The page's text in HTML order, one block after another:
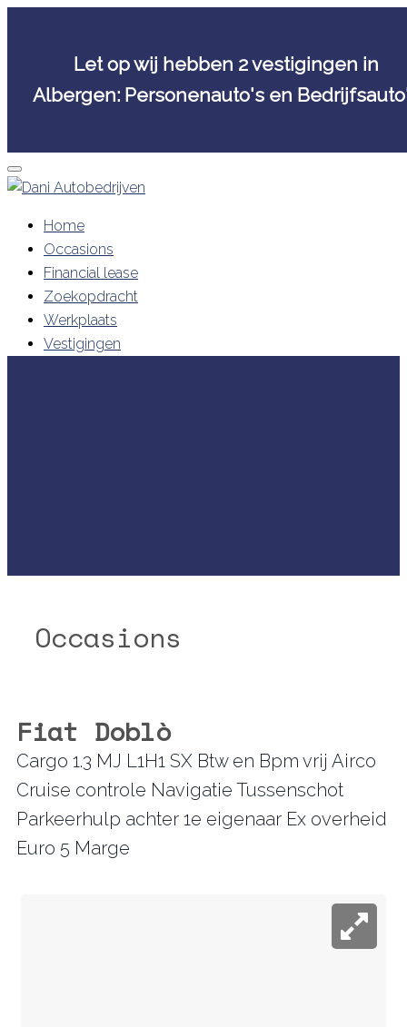
Let op wij hebben 2 vestigingen in
Albergen: Personenauto's en
Skip
to
Home
Occasions
Financial lease
Zoekopdracht
Werkplaats
Vestigingen
Occasions
Fiat Doblò
Cargo 1.3 MJ L1H1 SX Btw en Bpm vrij Airco
Cruise controle Navigatie Tussenschot
Parkeerhulp achter 1e eigenaar Ex overheid
Euro 5 Marge